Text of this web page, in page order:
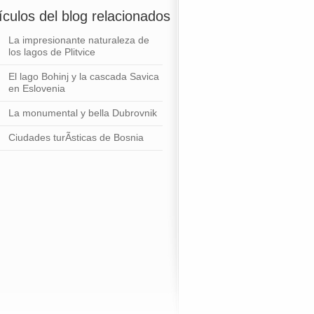
del blog relacionados
La impresionante naturaleza de
los lagos de Plitvice
El lago Bohinj y la cascada Savica
en Eslovenia
La monumental y bella Dubrovnik
Ciudades turÃ­sticas de Bosnia